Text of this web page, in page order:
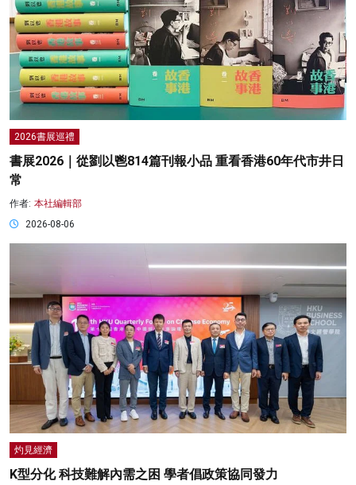
2026書展巡禮
書展2026｜從劉以鬯814篇刊報小品 重看香港60年代市井日
常
作者: 本社編輯部
2026-08-06
灼見經濟
K型分化 科技難解內需之困 學者倡政策協同發力